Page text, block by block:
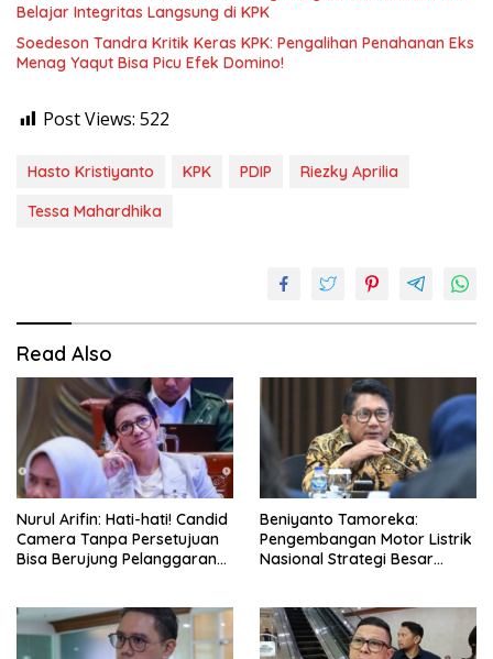
Belajar Integritas Langsung di KPK
Soedeson Tandra Kritik Keras KPK: Pengalihan Penahanan Eks
Menag Yaqut Bisa Picu Efek Domino!
Post Views: 522
Hasto Kristiyanto KPK PDIP
Riezky Aprilia
Tessa Mahardhika
Read Also
Nurul Arifin: Hati-hati! Candid
Camera Tanpa Persetujuan
Bisa Berujung Pelanggaran
Beniyanto Tamoreka:
Pengembangan Motor Listrik
Nasional Strategi Besar